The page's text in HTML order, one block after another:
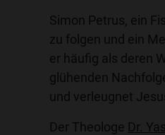
Simon Petrus, ein
zu folgen und ein
er häufig als deren
glühenden
und verleugnet
Der Theologe Dr.